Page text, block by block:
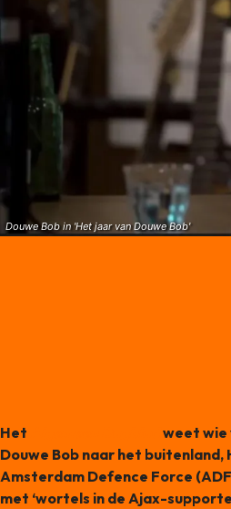
Douwe Bob in 'Het jaar van Douwe Bob'
Het
weet wie
Douwe Bob naar het buitenland,
Amsterdam Defence Force
met ‘wortels in de Ajax-